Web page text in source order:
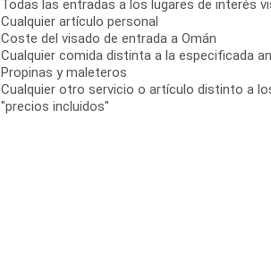
Todas las entradas a los lugares de interés
Cualquier artículo personal
Coste del visado de entrada a Omán
Cualquier comida distinta a la especificada
Propinas y maleteros
Cualquier otro servicio o artículo distinto a
"precios incluidos"